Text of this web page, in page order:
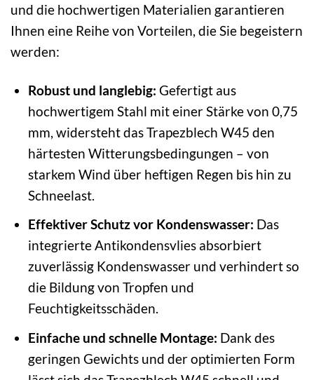
und die hochwertigen Materialien garantieren
Ihnen eine Reihe von Vorteilen, die Sie begeistern
werden:
Robust und langlebig: Gefertigt aus
hochwertigem Stahl mit einer Stärke von 0,75
mm, widersteht das Trapezblech W45 den
härtesten Witterungsbedingungen – von
starkem Wind über heftigen Regen bis hin zu
Schneelast.
Effektiver Schutz vor Kondenswasser: Das
integrierte Antikondensvlies absorbiert
zuverlässig Kondenswasser und verhindert so
die Bildung von Tropfen und
Feuchtigkeitsschäden.
Einfache und schnelle Montage: Dank des
geringen Gewichts und der optimierten Form